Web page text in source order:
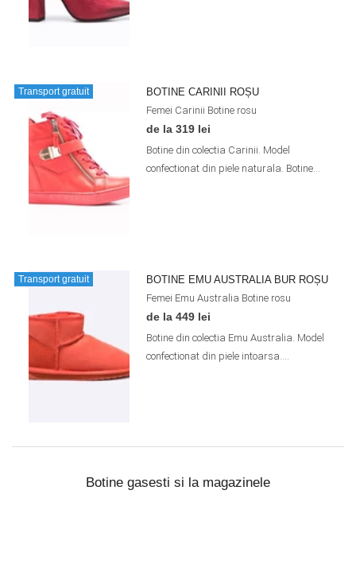
Transport gratuit
BOTINE CARINII ROȘU
Femei Carinii Botine rosu
de la 319 lei
Botine din colectia Carinii. Model
confectionat din piele naturala. Botine...
Transport gratuit
BOTINE EMU AUSTRALIA BUR ROȘU
Femei Emu Australia Botine rosu
de la 449 lei
Botine din colectia Emu Australia. Model
confectionat din piele intoarsa....
Botine gasesti si la magazinele